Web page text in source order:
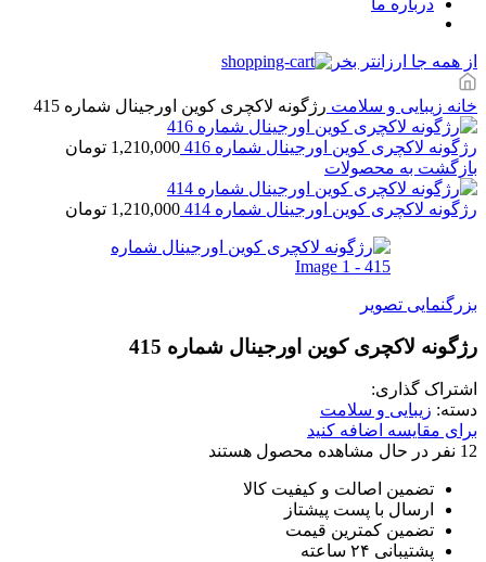
درباره ما
از همه جا ارزانتر بخر
خانه زیبایی و سلامت رژگونه لاکچری کوین اورجینال شماره 415
رژگونه لاکچری کوین اورجینال شماره 416 1,210,000 تومان
بازگشت به محصولات
رژگونه لاکچری کوین اورجینال شماره 414 1,210,000 تومان
بزرگنمایی تصویر
رژگونه لاکچری کوین اورجینال شماره 415
اشتراک گذاری:
دسته: زیبایی و سلامت
برای مقایسه اضافه کنید
12 نفر در حال مشاهده محصول هستند
تضمین اصالت و کیفیت کالا
ارسال با پست پیشتاز
تضمین کمترین قیمت
پشتیبانی ۲۴ ساعته